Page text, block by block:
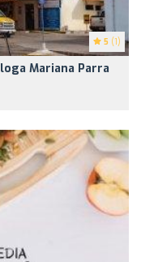
5 (1)
Mariana Parra